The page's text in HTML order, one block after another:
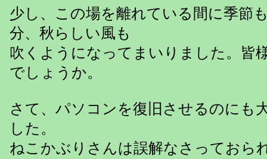
少し、この場を離れている間に季節
分、秋らしい風も
吹くようになってまいりました。皆
でしょうか。
さて、パソコンを復旧させるのにも
した。
ねこかぶりさんは誤解なさっておら